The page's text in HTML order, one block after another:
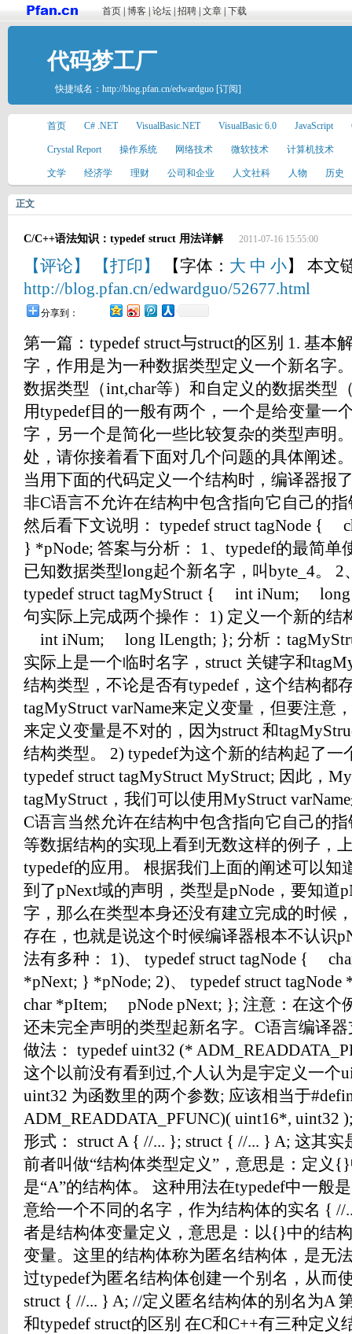
首页 博客 论坛 招聘 文章 下载
代码梦工厂
快捷域名： http://blog.pfan.cn/edwardguo [订阅]
首页 C# .NET VisualBasic.NET VisualBasic 6.0 JavaScript
Crystal Report 操作系统 网络技术 微软技术 计算机技术
文学 经济学 理财 公司和企业 人文社科 人物 历史
正文
C/C++语法知识：typedef struct 用法详解 2011-07-16 15:55:00
【评论】 【打印】 【字体： 大 中 小】 本文
http://blog.pfan.cn/edwardguo/52677.html
分享到：
第一篇：typedef struct与struct的区别 1. 基本
字，作用是为一种数据类型定义一个新名字
数据类型（int,char等）和自定义的数据类型
用typedef目的一般有两个，一个是给变量一
字，另一个是简化一些比较复杂的类型声明
处，请你接着看下面对几个问题的具体阐述
当用下面的代码定义一个结构时，编译器报
非C语言不允许在结构中包含指向它自己的
然后看下文说明： typedef struct tagNode {
} *pNode; 答案与分析： 1、typedef的最简单
已知数据类型long起个新名字，叫byte_4。 2
typedef struct tagMyStruct { int iNum; long
句实际上完成两个操作： 1) 定义一个新的结
int iNum; long lLength; }; 分析：
实际上是一个临时名字，struct 关键字和
结构类型，不论是否有typedef，这个结构都
tagMyStruct varName来定义变量，但要注意
来定义变量是不对的，因为struct 和
结构类型。 2) typedef为这个新的结构起了一
typedef struct tagMyStruct MyStruct; 因此，
tagMyStruct，我们可以使用MyStruct
C语言当然允许在结构中包含指向它自己的
等数据结构的实现上看到无数这样的例子，
typedef的应用。 根据我们上面的阐述可以知
到了pNext域的声明，类型是pNode，要知道
字，那么在类型本身还没有建立完成的时候
存在，也就是说这个时候编译器根本不认识
法有多种： 1)、 typedef struct tagNode {
*pNext; } *pNode; 2)、 typedef struct
char *pItem; pNode pNext; }; 注意：在这个
还未完全声明的类型起新名字。C语言编译
做法： typedef uint32 (*
这个以前没有看到过,个人认为是宇定义一个
uint32 为函数里的两个参数; 应该相当于
ADM_READDATA_PFUNC)( uint16*, uint32
形式： struct A { //... }; struct { //... } A; 这其
前者叫做“结构体类型定义”，意思是：定义
是“A”的结构体。 这种用法在typedef中一般
意给一个不同的名字，作为结构体的实名 {
者是结构体变量定义，意思是：以{}中的结
变量。这里的结构体称为匿名结构体，是无
过typedef为匿名结构体创建一个别名，从而
struct { //... } A; //定义匿名结构体的别名为A
和typedef struct的区别 在C和C++有三种定义